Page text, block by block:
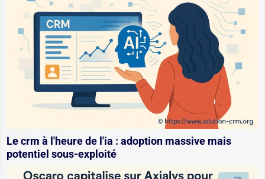
Le crm à l'heure de l'ia : adoption massive mais
potentiel sous-exploité